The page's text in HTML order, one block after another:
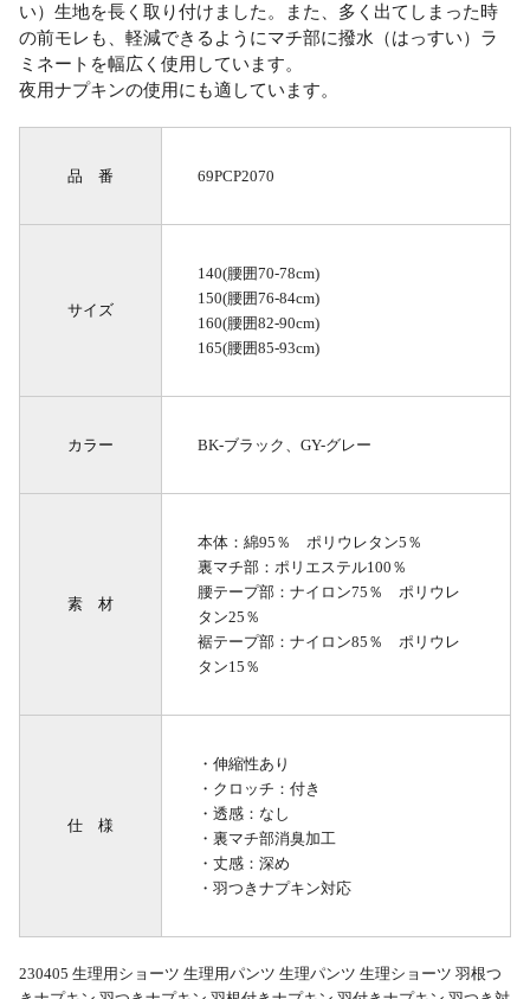
い）生地を長く取り付けました。また、多く出てしまった時
の前モレも、軽減できるようにマチ部に撥水（はっすい）ラ
ミネートを幅広く使用しています。
夜用ナプキンの使用にも適しています。
品 番 69PCP2070
サイズ
140(腰囲70-78cm)
150(腰囲76-84cm)
160(腰囲82-90cm)
165(腰囲85-93cm)
カラー BK-ブラック、GY-グレー
素 材
本体：綿95％ ポリウレタン5％
裏マチ部：ポリエステル100％
腰テープ部：ナイロン75％ ポリウレ
タン25％
裾テープ部：ナイロン85％ ポリウレ
タン15％
仕 様
・伸縮性あり
・クロッチ：付き
・透感：なし
・裏マチ部消臭加工
・丈感：深め
・羽つきナプキン対応
230405 生理用ショーツ 生理用パンツ 生理パンツ 生理ショーツ 羽根つ